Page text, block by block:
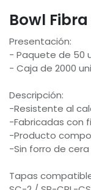
Bowl Fibra
Presentación:
- Paquete de 50
- Caja de 2000
Descripción:
-Resistente al
-Fabricadas con
-Producto
-Sin forro de
Tapas